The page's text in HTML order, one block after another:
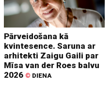
Pārveidošana kā
kvintesence. Saruna ar
arhitekti Zaigu Gaili par
Mīsa van der Roes balvu
2026 © DIENA